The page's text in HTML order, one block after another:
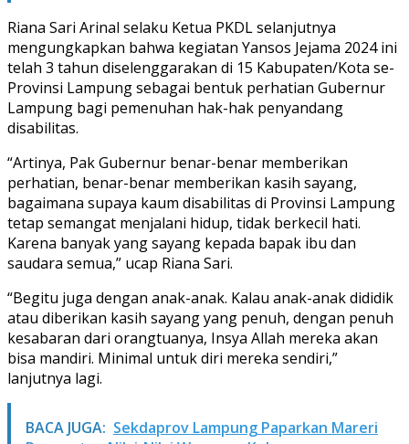
Riana Sari Arinal selaku Ketua PKDL selanjutnya
mengungkapkan bahwa kegiatan Yansos Jejama 2024 ini
telah 3 tahun diselenggarakan di 15 Kabupaten/Kota se-
Provinsi Lampung sebagai bentuk perhatian Gubernur
Lampung bagi pemenuhan hak-hak penyandang
disabilitas.
“Artinya, Pak Gubernur benar-benar memberikan
perhatian, benar-benar memberikan kasih sayang,
bagaimana supaya kaum disabilitas di Provinsi Lampung
tetap semangat menjalani hidup, tidak berkecil hati.
Karena banyak yang sayang kepada bapak ibu dan
saudara semua,” ucap Riana Sari.
“Begitu juga dengan anak-anak. Kalau anak-anak dididik
atau diberikan kasih sayang yang penuh, dengan penuh
kesabaran dari orangtuanya, Insya Allah mereka akan
bisa mandiri. Minimal untuk diri mereka sendiri,”
lanjutnya lagi.
BACA JUGA: Sekdaprov Lampung Paparkan Mareri